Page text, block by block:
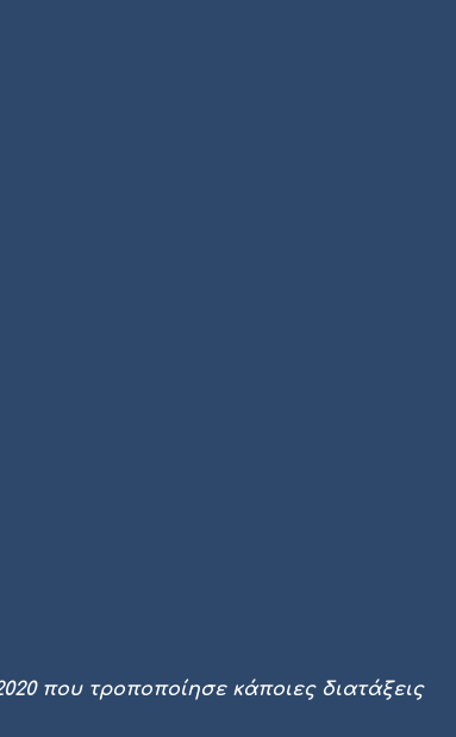
που τροποποίησε κάποιες διατάξεις